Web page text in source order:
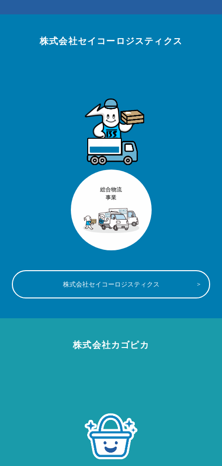
株式会社セイコーロジスティクス
総合物流
事業
株式会社セイコーロジスティクス
株式会社カゴピカ